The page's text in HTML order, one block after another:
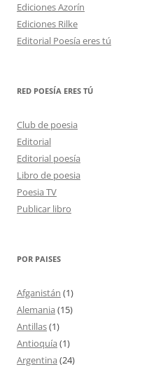
Ediciones Azorín
Ediciones Rilke
Editorial Poesía eres tú
RED POESÍA ERES TÚ
Club de poesia
Editorial
Editorial poesía
Libro de poesia
Poesia TV
Publicar libro
POR PAISES
Afganistán (1)
Alemania (15)
Antillas(1)
Antioquía (1)
Argentina (24)